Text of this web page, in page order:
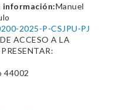
información:Manuel
2025-P-CSJPU-PJ
ACCESO A LA
44002